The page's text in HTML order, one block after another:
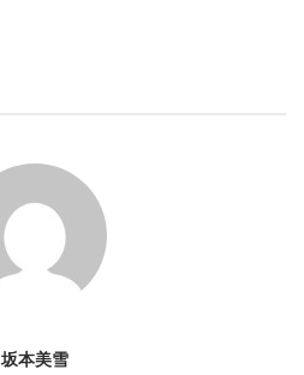
坂本美雪